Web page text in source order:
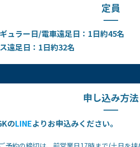
定員
ュラー日/電車遠足日：1日約45名
遠足日：1日約32名
申し込み方法
のLINEよりお申込みください。